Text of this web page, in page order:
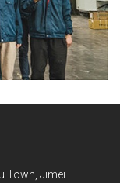
Town, Jimei